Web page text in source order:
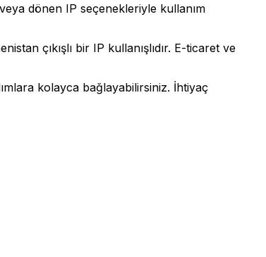
dönen IP seçenekleriyle kullanım
çıkışlı bir IP kullanışlıdır. E-ticaret ve
kolayca bağlayabilirsiniz. İhtiyaç